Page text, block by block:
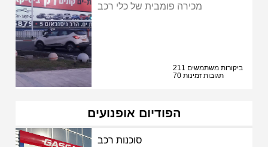
מכירה פומבית של כלי רכב
211 ביקורות משתמשים
70 תגובות זמינות
הפודיום אופנועים
סוכנות רכב